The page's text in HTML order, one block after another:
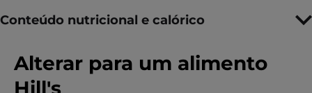
Conteúdo nutricional e calórico
Alterar para um alimento
Hill's